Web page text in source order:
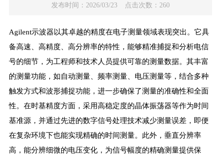
发布时间：2026/03/23 点击次数：260
Agilent示波器以其卓越的精度在电子测量领域表现突出。它具
备高速、高精度、高分辨率的特性，能够精准捕捉和分析电信
号的细节，为工程师和技术人员提供可靠的测量数据。其丰富
的测量功能，如自动测量、频率测量、电压测量等，结合多种
触发方式和波形捕捉功能，进一步确保了测量的准确性和全面
性。在时基精度方面，采用高稳定度的晶体振荡器等作为时间
基准源，并通过先进的数字信号处理技术减少测量误差，即便
在复杂环境下也能实现精确的时间测量。此外，垂直分辨率
高，能分辨细微的电压变化，为信号幅度的精确测量提供保